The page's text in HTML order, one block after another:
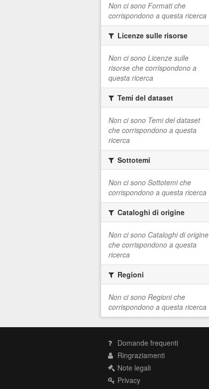
Non ci sono Formati che
corrispondono a questa ricerca
Licenze sulle risorse
Non ci sono Licenze sulle
risorse che corrispondono a
questa ricerca
Temi del dataset
Non ci sono Temi del dataset
che corrispondono a questa
ricerca
Sottotemi
Non ci sono Sottotemi che
corrispondono a questa ricerca
Cataloghi di origine
Non ci sono Cataloghi di origine
che corrispondono a questa
ricerca
Regioni
Non ci sono Regioni che
corrispondono a questa ricerca
Domande frequenti
Ringraziamenti
Note legali
Privacy